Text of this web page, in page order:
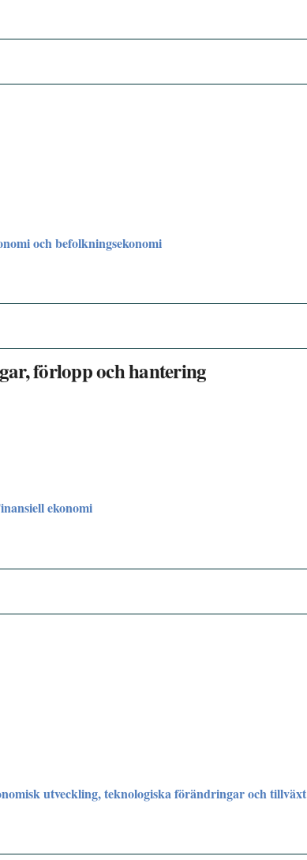
och befolkningsekonomi
förlopp och hantering
ekonomi
utveckling, teknologiska förändringar och tillväxt